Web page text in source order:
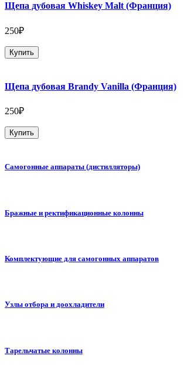
Щепа дубовая Whiskey Malt (Франция)
250₽
Купить
Щепа дубовая Brandy Vanilla (Франция)
250₽
Купить
Самогонные аппараты (дистилляторы)
Бражные и ректификационные колонны
Комплектующие для самогонных аппаратов
Узлы отбора и доохладители
Тарельчатые колонны